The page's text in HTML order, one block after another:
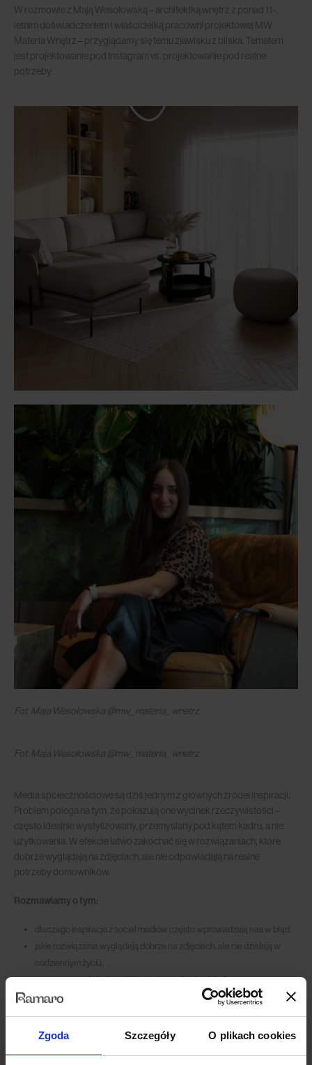
Zgoda Szczegóły O plikach cookies
W rozmowie z Mają Wesołowską – architektką wnętrz z ponad 11-
letnim doświadczeniem i właścicielką pracowni projektowej MW
Materia Wnętrz – przyglądamy się temu zjawisku z bliska. Tematem
jest projektowanie pod Instagram vs. projektowanie pod realne
potrzeby.
Fot. Maja Wesołowska @mw_materia_wnetrz
Fot. Maja Wesołowska @mw_materia_wnetrz
Media społecznościowe są dziś jednym z głównych źródeł inspiracji.
Problem polega na tym, że pokazują one wycinek rzeczywistości –
często idealnie wystylizowany, przemyślany pod kątem kadru, a nie
użytkowania. W efekcie łatwo zakochać się w rozwiązaniach, które
dobrze wyglądają na zdjęciach, ale nie odpowiadają na realne
potrzeby domowników.
Rozmawiamy o tym:
dlaczego inspiracje z social mediów często wprowadzają nas w błąd,
jakie rozwiązania wyglądają dobrze na zdjęciach, ale nie działają w
codziennym życiu,
czym naprawdę jest projektowanie „pod człowieka”,
co sprawia, że wnętrze jest funkcjonalne i ponadczasowe przez lata,
w co warto inwestować, żeby mieszkać wygodnie i świadomie.
Maja dzieli się swoim doświadczeniem z pracy nad wnętrzami